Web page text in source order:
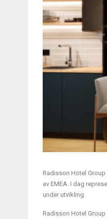
Radisson Hotel
av EMEA. I dag
under utvikling.
Radisson Hotel